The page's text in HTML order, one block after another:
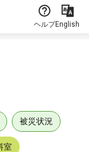
ヘルプEnglish
被災状況
室